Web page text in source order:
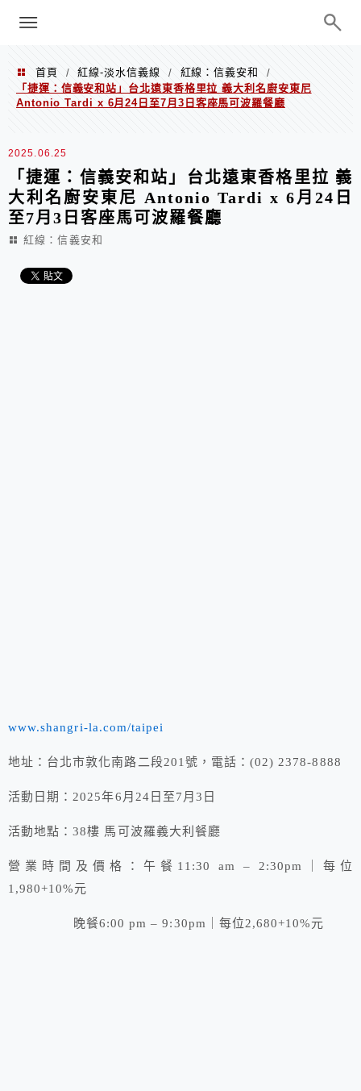
巧、世界走透透
menu
首頁 / 紅線-淡水信義線 / 紅線：信義安和
/
「捷運：信義安和站」台北遠東香格里拉 義大利名廚安東尼
Antonio Tardi x 6月24日至7月3日客座馬可波羅餐廳
2025.06.25
「捷運：信義安和站」台北遠東香格里拉 義
大利名廚安東尼 Antonio Tardi x 6月24日
至7月3日客座馬可波羅餐廳
紅線：信義安和
www.shangri-la.com/taipei
地址：台北市敦化南路二段201號，電話：(02) 2378-8888
活動日期：2025年6月24日至7月3日
活動地點：38樓 馬可波羅義大利餐廳
營業時間及價格：午餐11:30 am – 2:30pm｜每位
1,980+10%元
晚餐6:00 pm – 9:30pm｜每位2,680+10%元